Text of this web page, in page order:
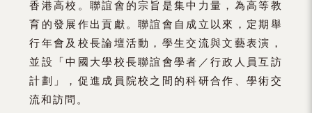
香港高校。聯誼會的宗旨是集中力量，為高等教
育的發展作出貢獻。聯誼會自成立以來，定期舉
行年會及校長論壇活動，學生交流與文藝表演，
並設「中國大學校長聯誼會學者／行政人員互訪
計劃」，促進成員院校之間的科研合作、學術交
流和訪問。